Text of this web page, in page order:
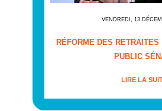
VENDREDI, 13
RÉFORME DES
PUBLIC
LIRE LA